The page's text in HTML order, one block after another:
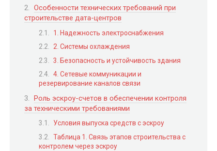
Особенности технических требований при
строительстве дата-центров
1. Надежность электроснабжения
2. Системы охлаждения
3. Безопасность и устойчивость здания
4. Сетевые коммуникации и
резервирование каналов связи
Роль эскроу-счетов в обеспечении контроля
за техническими требованиями
Условия выпуска средств с эскроу
Таблица 1. Связь этапов строительства с
контролем через эскроу